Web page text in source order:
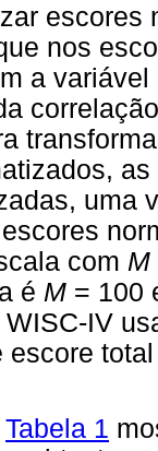
escores
nos
a
uma
com M
é M = 100
IV
escore
Tabela 1